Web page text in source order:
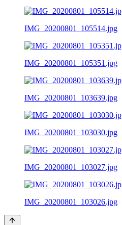
IMG_20200801_105514.jpg
IMG_20200801_105351.jpg
IMG_20200801_103639.jpg
IMG_20200801_103030.jpg
IMG_20200801_103027.jpg
IMG_20200801_103026.jpg